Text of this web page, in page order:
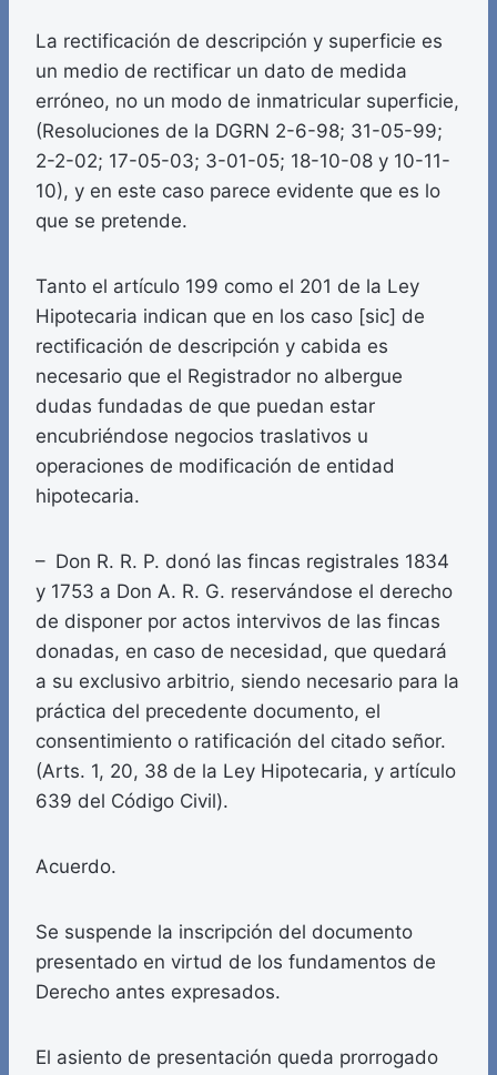
La rectificación de descripción y superficie es
un medio de rectificar un dato de medida
erróneo, no un modo de inmatricular superficie,
(Resoluciones de la DGRN 2-6-98; 31-05-99;
2-2-02; 17-05-03; 3-01-05; 18-10-08 y 10-11-
10), y en este caso parece evidente que es lo
que se pretende.
Tanto el artículo 199 como el 201 de la Ley
Hipotecaria indican que en los caso [sic] de
rectificación de descripción y cabida es
necesario que el Registrador no albergue
dudas fundadas de que puedan estar
encubriéndose negocios traslativos u
operaciones de modificación de entidad
hipotecaria.
– Don R. R. P. donó las fincas registrales 1834
y 1753 a Don A. R. G. reservándose el derecho
de disponer por actos intervivos de las fincas
donadas, en caso de necesidad, que quedará
a su exclusivo arbitrio, siendo necesario para la
práctica del precedente documento, el
consentimiento o ratificación del citado señor.
(Arts. 1, 20, 38 de la Ley Hipotecaria, y artículo
639 del Código Civil).
Acuerdo.
Se suspende la inscripción del documento
presentado en virtud de los fundamentos de
Derecho antes expresados.
El asiento de presentación queda prorrogado